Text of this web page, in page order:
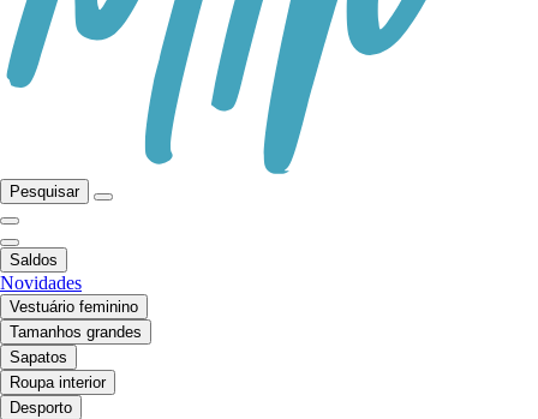
Pesquisar
Saldos
Novidades
Vestuário feminino
Tamanhos grandes
Sapatos
Roupa interior
Desporto